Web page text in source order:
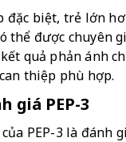
đặc biệt, trẻ lớn
được chuyên
quả phản ánh
thiệp phù hợp.
giá PEP-3
của PEP-3 là